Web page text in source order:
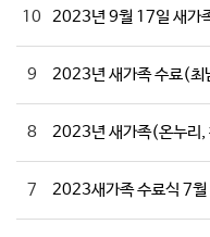
10 2023년 9월 17일 새가
9 2023년 새가족 수료(최
8 2023년 새가족(온누리,
7 2023새가족 수료식 7